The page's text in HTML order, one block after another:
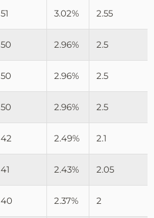
51 3.02% 2.55
50 2.96% 2.5
50 2.96% 2.5
50 2.96% 2.5
42 2.49% 2.1
41 2.43% 2.05
40 2.37% 2